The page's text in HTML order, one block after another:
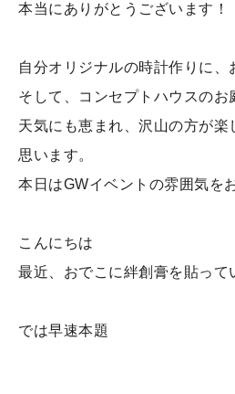
本当にありがとうございます！
自分オリジナルの時計作りに、
そして、コンセプトハウスのお
天気にも恵まれ、沢山の方が楽
思います。
本日はGWイベントの雰囲気を
こんにちは
最近、おでこに絆創膏を貼って
では早速本題